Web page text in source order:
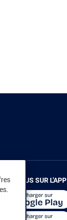
VOUS SUR L'APP